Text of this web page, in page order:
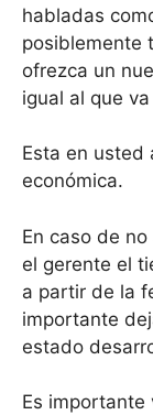
habladas
posiblemente
ofrezca un
igual al que
Esta en usted
económica.
En caso de
el gerente el
a partir de la
importante
estado
Es importante